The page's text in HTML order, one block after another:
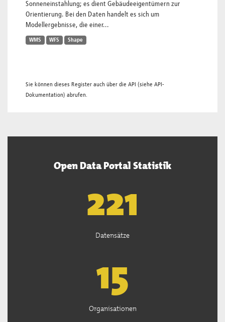
Sonneneinstahlung; es dient Gebäudeeigentümern zur
Orientierung. Bei den Daten handelt es sich um
Modellergebnisse, die einer...
WMS WFS Shape
Sie können dieses Register auch über die API (siehe API-
Dokumentation) abrufen.
Open Data Portal Statistik
222
Datensätze
15
Organisationen